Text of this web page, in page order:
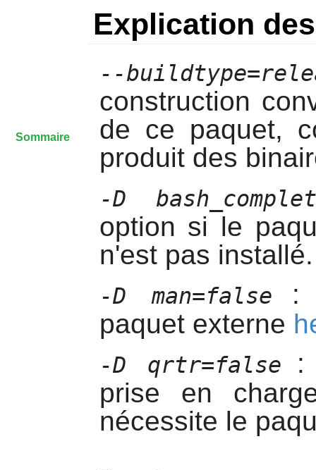
Explication
--
construction
de ce paquet,
produit des
-D
option si le
n'est pas installé.
-D man=false
:
paquet externe
-D qrtr=false
:
prise en
nécessite le
Sommaire